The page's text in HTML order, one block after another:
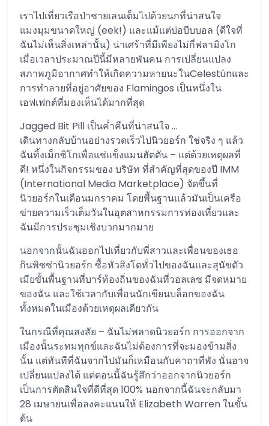
เราไปเที่ยวเรือป่าชายเลนเต็มไปด้วยนกที่น่าสนใจ
แมงมุมขนาดใหญ่ (eek!) และแม้แต่บ่อบีบบอล (ดีใจที่
ฉันไม่เห็นสิ่งเหล่านั้น) น่าเศร้าที่มีเพียงไม่กี่ฟลามิงโก
เมื่อเวลาประมาณปีนี้มีหลายพันคน การเปลี่ยนแปลง
สภาพภูมิอากาศทำให้เกิดความหายนะในCelestúnและ
การทำลายที่อยู่อาศัยของ Flamingos เป็นหนึ่งใน
เอฟเฟกต์ที่มองเห็นได้มากที่สุด
Jagged Bit Pill เป็นค่ำคืนที่น่าสนใจ …
เดินทางกลับบ้านอย่างรวดเร็วไปนิวยอร์ก ใช่จริง ๆ แล้ว
ฉันทิ้งเม็กซิโกเพื่อแช่แข็งแมนฮัตตัน – แต่ด้วยเหตุผลที่
ดี! หนึ่งในกิจกรรมของ บริษัท ที่สำคัญที่สุดของปี IMM
(International Media Marketplace) จัดขึ้นที่
นิวยอร์กในเดือนมกราคม โดยพื้นฐานแล้วมันเป็นเครือ
ข่ายความเร็วเต็มวันในอุตสาหกรรมการท่องเที่ยวและ
ฉันมีการประชุมเชิงบวกมากมาย
นอกจากนั้นฉันออกไปเที่ยวกับพี่สาวและเพื่อนของเธอ
กินพิซซ่านิวยอร์ก ซื้อหัวสิงโตทั่วไปของฉันและสุนัขตัว
เมียขั้นพื้นฐานที่บาร์ท้องถิ่นของฉันที่วอลเลซ มีจดหมาย
ของฉัน และใช้เวลากับเพื่อนนักเขียนบล็อกของฉัน
ทั้งหมดในเมืองด้วยเหตุผลเดียวกัน
ในกรณีที่คุณสงสัย – ฉันไม่พลาดนิวยอร์ก การออกจาก
เมืองนั้นระทมทุกข์และฉันไม่ต้องการที่จะมองข้ามสิ่ง
นั้น แต่ทันทีที่ฉันจากไปมันก็เหมือนกับคาถาที่พัง นั่นอาจ
เปลี่ยนแปลงได้ แต่ตอนนี้ฉันรู้สึกว่าออกจากนิวยอร์ก
เป็นการตัดสินใจที่ดีที่สุด 100% นอกจากนี้ฉันจะกลับมา
28 เมษายนเพื่อลงคะแนนให้ Elizabeth Warren ในขั้น
ต้น